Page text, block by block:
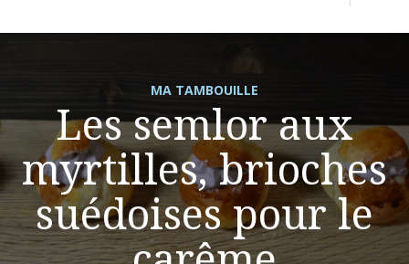
MA TAMBOUILLE
Les semlor aux
myrtilles, brioches
suédoises pour le